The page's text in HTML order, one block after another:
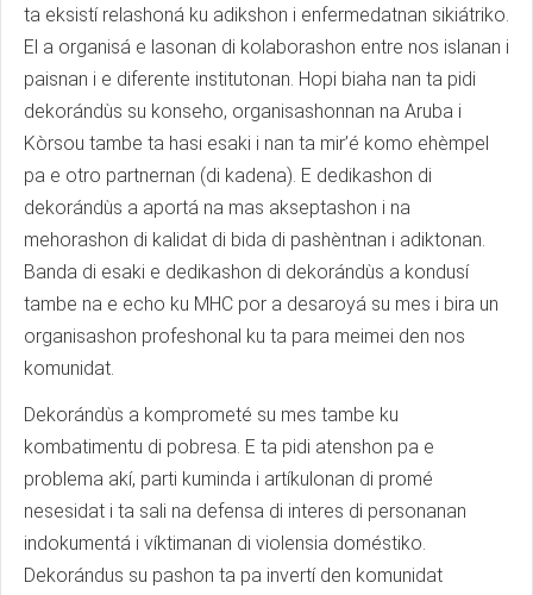
ta eksistí relashoná ku adikshon i enfermedatnan sikiátriko.
El a organisá e lasonan di kolaborashon entre nos islanan i
paisnan i e diferente institutonan. Hopi biaha nan ta pidi
dekorándùs su konseho, organisashonnan na Aruba i
Kòrsou tambe ta hasi esaki i nan ta mir’é komo ehèmpel
pa e otro partnernan (di kadena). E dedikashon di
dekorándùs a aportá na mas akseptashon i na
mehorashon di kalidat di bida di pashèntnan i adiktonan.
Banda di esaki e dedikashon di dekorándùs a kondusí
tambe na e echo ku MHC por a desaroyá su mes i bira un
organisashon profeshonal ku ta para meimei den nos
komunidat.
Dekorándùs a komprometé su mes tambe ku
kombatimentu di pobresa. E ta pidi atenshon pa e
problema akí, parti kuminda i artíkulonan di promé
nesesidat i ta sali na defensa di interes di personanan
indokumentá i víktimanan di violensia doméstiko.
Dekorándus su pashon ta pa invertí den komunidat